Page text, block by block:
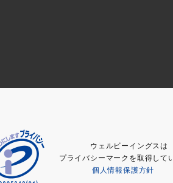
ウェルビーイングスは
プライバシーマークを取得して
個人情報保護方針